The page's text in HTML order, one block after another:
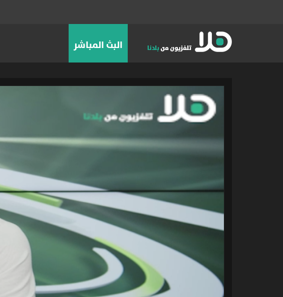
البث المباشر